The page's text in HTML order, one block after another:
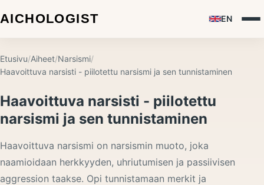
EN
Etusivu/Aiheet/Narsismi/
Haavoittuva narsisti - piilotettu narsismi ja sen tunnistaminen
Haavoittuva narsisti - piilotettu
narsismi ja sen tunnistaminen
Haavoittuva narsismi on narsismin muoto, joka
naamioidaan herkkyyden, uhriutumisen ja passiivisen
aggression taakse. Opi tunnistamaan merkit ja